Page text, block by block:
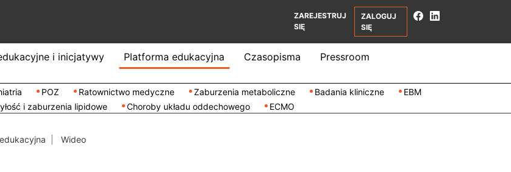
ZAREJESTRUJ
SIĘ
ZALOGUJ
SIĘ
i inicjatywy Platforma edukacyjna Czasopisma Pressroom
POZ Ratownictwo medyczne Zaburzenia metaboliczne Badania kliniczne
EBM
i zaburzenia lipidowe Choroby układu oddechowego ECMO
Wideo